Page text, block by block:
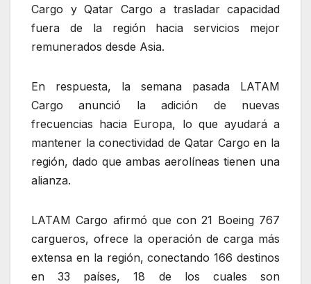
Cargo y Qatar Cargo a trasladar capacidad
fuera de la región hacia servicios mejor
remunerados desde Asia.
En respuesta, la semana pasada LATAM
Cargo anunció la adición de nuevas
frecuencias hacia Europa, lo que ayudará a
mantener la conectividad de Qatar Cargo en la
región, dado que ambas aerolíneas tienen una
alianza.
LATAM Cargo afirmó que con 21 Boeing 767
cargueros, ofrece la operación de carga más
extensa en la región, conectando 166 destinos
en 33 países, 18 de los cuales son